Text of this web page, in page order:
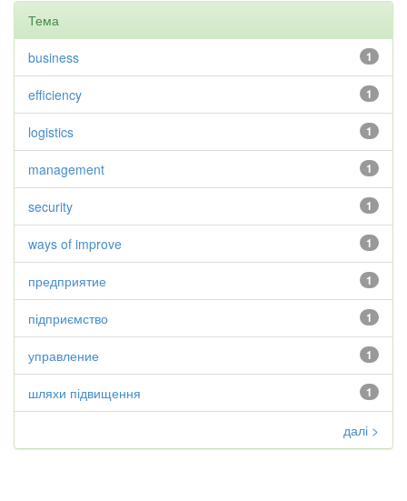
Тема
1
business
1
efficiency
1
logistics
1
management
1
security
1
ways of improve
1
предприятие
1
підприємство
1
управление
1
шляхи підвищення
далі >